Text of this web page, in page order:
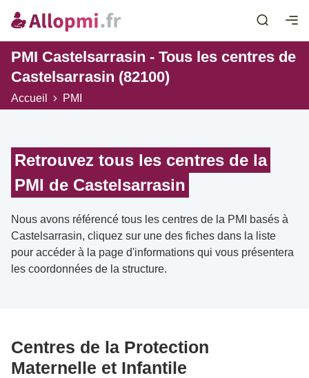
PMI Castelsarrasin - Tous les centres de
Castelsarrasin (82100)
Accueil PMI
Retrouvez tous les centres de la
PMI de Castelsarrasin
Nous avons référencé tous les centres de la PMI basés à
Castelsarrasin, cliquez sur une des fiches dans la liste
pour accéder à la page d'informations qui vous présentera
les coordonnées de la structure.
Centres de la Protection
Maternelle et Infantile